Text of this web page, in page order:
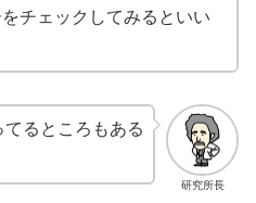
チェックしてみるといい
研究所長
るところもある